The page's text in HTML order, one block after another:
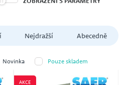
Nejdražší Abecedně
Novinka Pouze skladem
AKCE